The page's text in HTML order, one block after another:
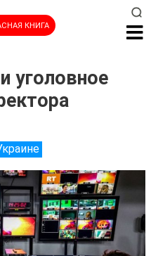
КНИГА
уголовное